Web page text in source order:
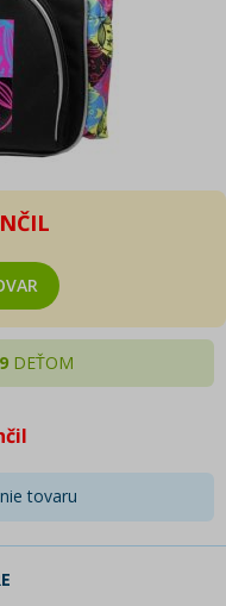
DEŤOM
tovaru